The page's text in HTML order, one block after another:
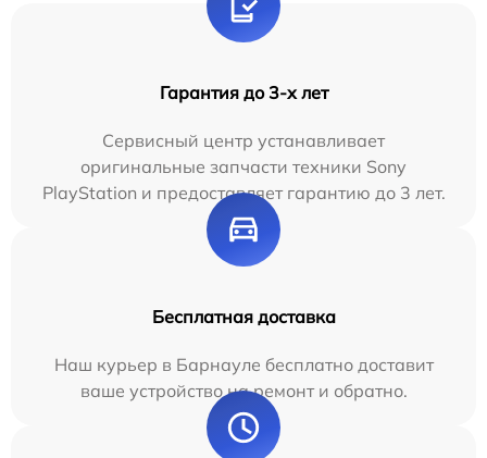
Гарантия до 3-х лет
Сервисный центр устанавливает
оригинальные запчасти техники Sony
PlayStation и предоставляет гарантию до 3 лет.
Бесплатная доставка
Наш курьер в Барнауле бесплатно доставит
ваше устройство на ремонт и обратно.